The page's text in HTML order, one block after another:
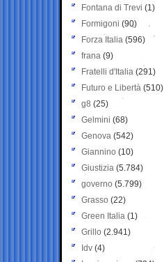
Fontana di Trevi (1)
Formigoni (90)
Forza Italia (596)
frana (9)
Fratelli d'Italia (291)
Futuro e Libertà (510)
g8 (25)
Gelmini (68)
Genova (542)
Giannino (10)
Giustizia (5.784)
governo (5.799)
Grasso (22)
Green Italia (1)
Grillo (2.941)
Idv (4)